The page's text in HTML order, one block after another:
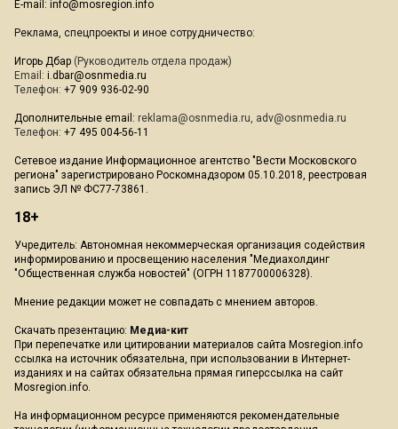
E-mail: info@mosregion.info
Реклама, спецпроекты и иное сотрудничество:
Игорь Дбар (Руководитель отдела продаж)
Email: i.dbar@osnmedia.ru
Телефон: +7 909 936-02-90
Дополнительные email: reklama@osnmedia.ru, adv@osnmedia.ru
Телефон: +7 495 004-56-11
Сетевое издание Информационное агентство "Вести Московского
региона" зарегистрировано Роскомнадзором 05.10.2018, реестровая
запись ЭЛ № ФС77-73861.
18+
Учредитель: Автономная некоммерческая организация содействия
информированию и просвещению населения "Медиахолдинг
"Общественная служба новостей" (ОГРН 1187700006328).
Мнение редакции может не совпадать с мнением авторов.
Скачать презентацию: Медиа-кит
При перепечатке или цитировании материалов сайта Mosregion.info
ссылка на источник обязательна, при использовании в Интернет-
изданиях и на сайтах обязательна прямая гиперссылка на сайт
Mosregion.info.
На информационном ресурсе применяются рекомендательные